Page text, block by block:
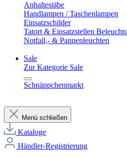
Anhaltestäbe
Handlampen / Taschenlampen
Einsatzschilder
Tatort & Einsatzstellen
Notfall,- & Pannenleuchten
Sale
Zur Kategorie Sale
Schnäppchenmarkt
Menü schließen
Kataloge
Händler-Registrierung